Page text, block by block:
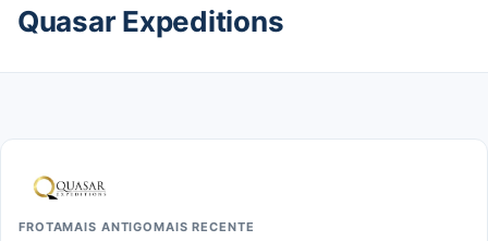
Quasar Expeditions
FROTAMAIS ANTIGOMAIS RECENTE